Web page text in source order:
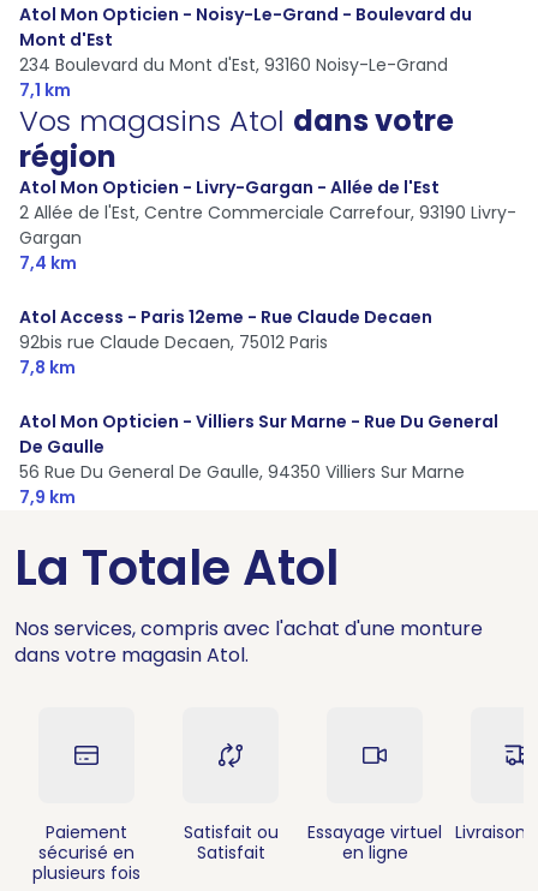
Atol Mon Opticien - Noisy-Le-Grand - Boulevard du
Mont d'Est
234 Boulevard du Mont d'Est, 93160 Noisy-Le-Grand
7,1 km
Vos magasins Atol dans votre
région
Atol Mon Opticien - Livry-Gargan - Allée de l'Est
2 Allée de l'Est, Centre Commerciale Carrefour, 93190 Livry-
Gargan
7,4 km
Atol Access - Paris 12eme - Rue Claude Decaen
92bis rue Claude Decaen, 75012 Paris
7,8 km
Atol Mon Opticien - Villiers Sur Marne - Rue Du General
De Gaulle
56 Rue Du General De Gaulle, 94350 Villiers Sur Marne
7,9 km
La Totale Atol
Nos services, compris avec l'achat d'une monture
dans votre magasin Atol.
Paiement
sécurisé en
plusieurs fois
Satisfait ou
Satisfait
Essayage virtuel
en ligne
Livraison